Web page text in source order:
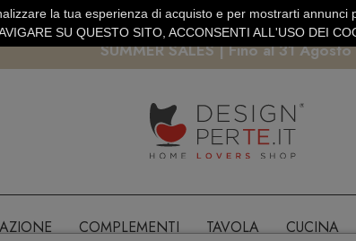
EURO PAGAMENTO SICURO PAYPAL · CARTA DI
SUMMER SALES | Fino al 31 Agosto
COMPLEMENTI TAVOLA CUCINA
la tua esperienza di acquisto e per mostrarti
SU QUESTO SITO, ACCONSENTI ALL'USO DEI